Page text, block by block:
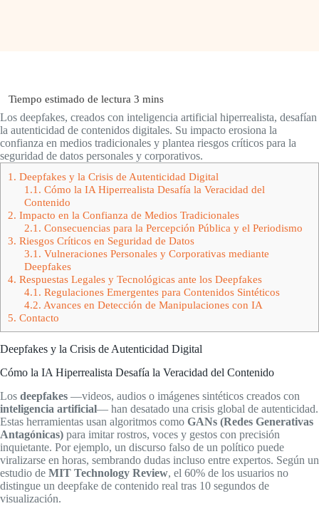
Los deepfakes, creados con inteligencia artificial hiperrealista, desafían
la autenticidad de contenidos digitales. Su impacto erosiona la
confianza en medios tradicionales y plantea riesgos críticos para la
seguridad de datos personales y corporativos.
1. Deepfakes y la Crisis de Autenticidad Digital
1.1. Cómo la IA Hiperrealista Desafía la Veracidad del
Contenido
2. Impacto en la Confianza de Medios Tradicionales
2.1. Consecuencias para la Percepción Pública y el Periodismo
3. Riesgos Críticos en Seguridad de Datos
3.1. Vulneraciones Personales y Corporativas mediante
Deepfakes
4. Respuestas Legales y Tecnológicas ante los Deepfakes
4.1. Regulaciones Emergentes para Contenidos Sintéticos
4.2. Avances en Detección de Manipulaciones con IA
5. Contacto
Deepfakes y la Crisis de Autenticidad Digital
Cómo la IA Hiperrealista Desafía la Veracidad del Contenido
Los deepfakes —videos, audios o imágenes sintéticos creados con
inteligencia artificial— han desatado una crisis global de autenticidad.
Estas herramientas usan algoritmos como GANs (Redes Generativas
Antagónicas) para imitar rostros, voces y gestos con precisión
inquietante. Por ejemplo, un discurso falso de un político puede
viralizarse en horas, sembrando dudas incluso entre expertos. Según un
estudio de MIT Technology Review, el 60% de los usuarios no
distingue un deepfake de contenido real tras 10 segundos de
visualización.